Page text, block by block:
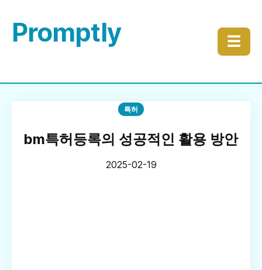
Promptly ☰
특허
bm특허등록의 성공적인 활용 방안
2025-02-19